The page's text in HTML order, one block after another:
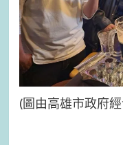
(圖由高雄市政府